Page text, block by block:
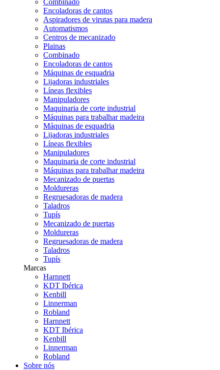
Combinado
Encoladoras de cantos
Aspiradores de virutas para madera
Automatismos
Centros de mecanizado
Plainas
Combinado
Encoladoras de cantos
Máquinas de esquadria
Lijadoras industriales
Líneas flexibles
Manipuladores
Maquinaria de corte industrial
Máquinas para trabalhar madeira
Máquinas de esquadria
Lijadoras industriales
Líneas flexibles
Manipuladores
Maquinaria de corte industrial
Máquinas para trabalhar madeira
Mecanizado de puertas
Moldureras
Regruesadoras de madera
Taladros
Tupís
Mecanizado de puertas
Moldureras
Regruesadoras de madera
Taladros
Tupís
Marcas
Harnnett
KDT Ibérica
Kenbill
Linnerman
Robland
Harnnett
KDT Ibérica
Kenbill
Linnerman
Robland
Sobre nós